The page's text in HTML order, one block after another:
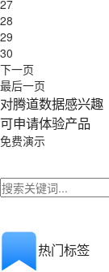
27
28
29
30
下一页
最后一页
对腾道数据感兴趣
可申请体验产品
免费演示
热门标签